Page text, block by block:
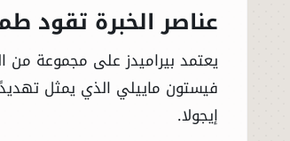
عناصر الخبرة تقود
يعتمد بيراميدز على مجموعة من
فيستون ماييلي الذي يمثل
إيجولا.